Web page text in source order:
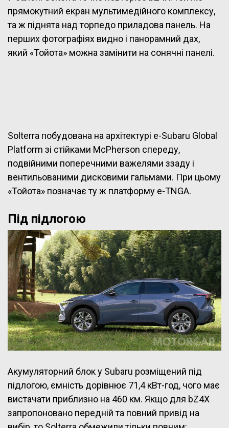
прямокутний екран мультимедійного комплексу,
та ж піднята над торпедо приладова панель. На
перших фотографіях видно і панорамний дах,
який «Тойота» можна замінити на сонячні панелі.
Solterra побудована на архітектурі e-Subaru Global
Platform зі стійками McPherson спереду,
подвійними поперечними важелями ззаду і
вентильованими дисковими гальмами. При цьому
«Тойота» позначає ту ж платформу e-TNGA.
Під підлогою
Акумуляторний блок у Subaru розміщений під
підлогою, ємність дорівнює 71,4 кВт-год, чого має
вистачати приблизно на 460 км. Якщо для bZ4X
запропоновано передній та повний привід на